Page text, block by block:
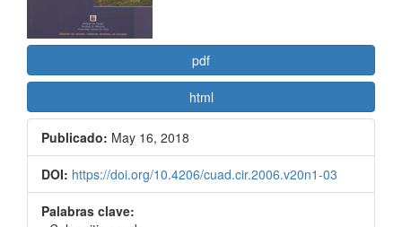
pdf
html
Publicado: May 16, 2018
DOI: https://doi.org/10.4206/cuad.cir.2006.v20n1-03
Palabras clave: